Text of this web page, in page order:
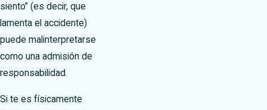
siento” (es decir, que
lamenta el accidente)
puede malinterpretarse
como una admisión de
responsabilidad.
Si te es físicamente